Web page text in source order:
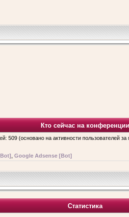
Кто сейчас на конференции
509 (основано на активности пользователей
Google Adsense [Bot]
Статистика